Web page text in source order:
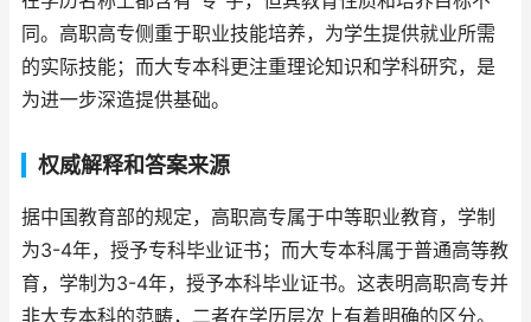
同。高职高专侧重于职业技能培养，为学生提供就业所需
的实际技能；而大专本科更注重理论知识和学科研究，是
为进一步深造提供基础。
权威解释和答案来源
据中国教育部的规定，高职高专属于中等职业教育，学制
为3-4年，授予专科毕业证书；而大专本科属于普通高等教
育，学制为3-4年，授予本科毕业证书。这表明高职高专并
非大专本科的范畴，二者在学历层次上有着明确的区分。